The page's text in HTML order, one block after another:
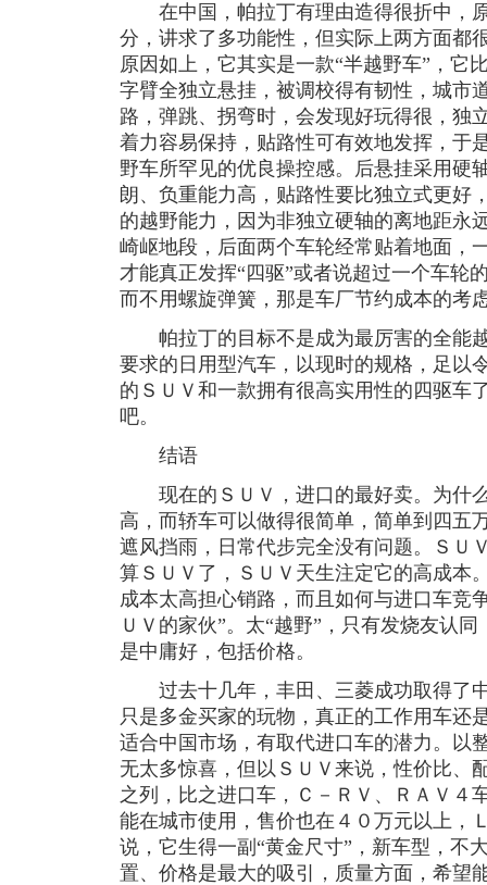
在中国，帕拉丁有理由造得很折中，
分，讲求了多功能性，但实际上两方面都
原因如上，它其实是一款“半越野车”，它
字臂全独立悬挂，被调校得有韧性，城市
路，弹跳、拐弯时，会发现好玩得很，独
着力容易保持，贴路性可有效地发挥，于
野车所罕见的优良操控感。后悬挂采用硬
朗、负重能力高，贴路性要比独立式更好
的越野能力，因为非独立硬轴的离地距永
崎岖地段，后面两个车轮经常贴着地面，
才能真正发挥“四驱”或者说超过一个车轮
而不用螺旋弹簧，那是车厂节约成本的考
帕拉丁的目标不是成为最厉害的全能
要求的日用型汽车，以现时的规格，足以
的ＳＵＶ和一款拥有很高实用性的四驱车
吧。
结语
现在的ＳＵＶ，进口的最好卖。为什
高，而轿车可以做得很简单，简单到四五
遮风挡雨，日常代步完全没有问题。ＳＵ
算ＳＵＶ了，ＳＵＶ天生注定它的高成本
成本太高担心销路，而且如何与进口车竞
ＵＶ的家伙”。太“越野”，只有发烧友认
是中庸好，包括价格。
过去十几年，丰田、三菱成功取得了
只是多金买家的玩物，真正的工作用车还
适合中国市场，有取代进口车的潜力。以
无太多惊喜，但以ＳＵＶ来说，性价比、
之列，比之进口车，Ｃ－ＲＶ、ＲＡＶ４
能在城市使用，售价也在４０万元以上，
说，它生得一副“黄金尺寸”，新车型，不
置、价格是最大的吸引，质量方面，希望